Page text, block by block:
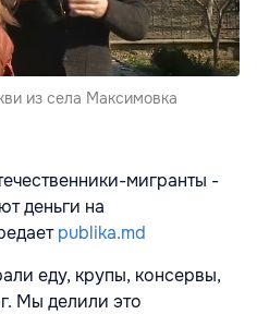
из села Максимовка
мигранты -
деньги на
publika.md
еду, крупы, консервы,
Мы делили это